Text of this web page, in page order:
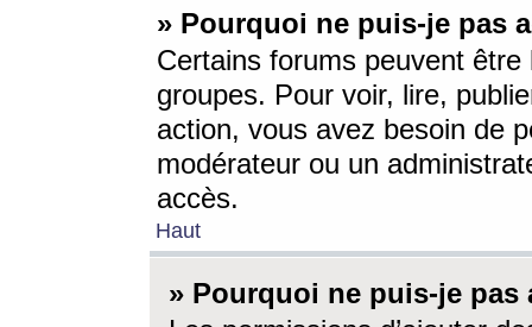
» Pourquoi ne puis-je pas
Certains forums peuvent être
groupes. Pour voir, lire,
action, vous avez besoin de
modérateur ou un
accès.
Haut
» Pourquoi ne puis-je